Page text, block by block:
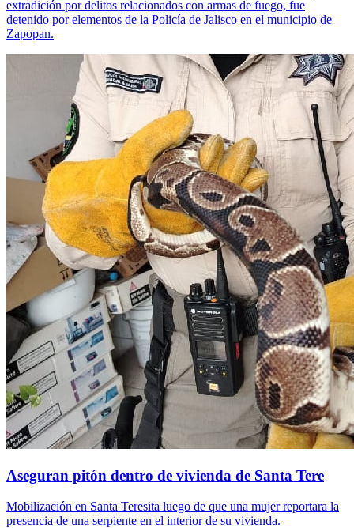
extradición por delitos relacionados con armas de fuego, fue
detenido por elementos de la Policía de Jalisco en el municipio de
Zapopan.
Aseguran pitón dentro de vivienda de Santa Tere
Mobilización en Santa Teresita luego de que una mujer reportara la
presencia de una serpiente en el interior de su vivienda.